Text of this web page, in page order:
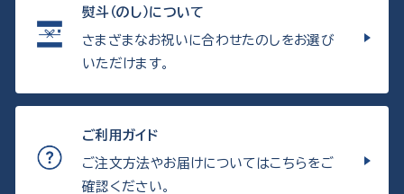
熨斗（のし）について
さまざまなお祝いに合わせたのしをお選び
いただけます。
ご利用ガイド
ご注文方法やお届けについてはこちらをご
確認ください。